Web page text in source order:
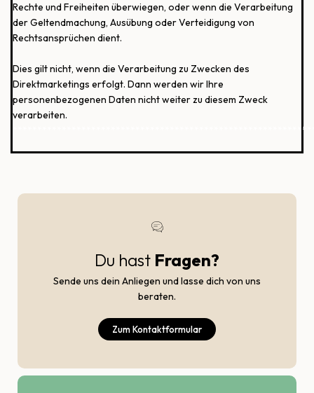
Rechte und Freiheiten überwiegen, oder wenn die Verarbeitung
der Geltendmachung, Ausübung oder Verteidigung von
Rechtsansprüchen dient.
Dies gilt nicht, wenn die Verarbeitung zu Zwecken des
Direktmarketings erfolgt. Dann werden wir Ihre
personenbezogenen Daten nicht weiter zu diesem Zweck
verarbeiten.
Du hast Fragen?
Sende uns dein Anliegen und lasse dich von uns
beraten.
Zum Kontaktformular